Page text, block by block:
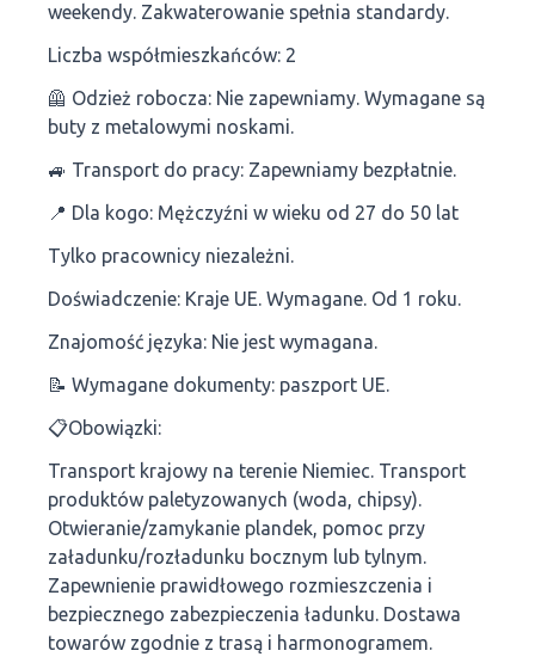
weekendy. Zakwaterowanie spełnia standardy.
Liczba współmieszkańców: 2
🦺 Odzież robocza: Nie zapewniamy. Wymagane są
buty z metalowymi noskami.
🚙 Transport do pracy: Zapewniamy bezpłatnie.
📍 Dla kogo: Mężczyźni w wieku od 27 do 50 lat
Tylko pracownicy niezależni.
Doświadczenie: Kraje UE. Wymagane. Od 1 roku.
Znajomość języka: Nie jest wymagana.
📝 Wymagane dokumenty: paszport UE.
📋Obowiązki:
Transport krajowy na terenie Niemiec. Transport
produktów paletyzowanych (woda, chipsy).
Otwieranie/zamykanie plandek, pomoc przy
załadunku/rozładunku bocznym lub tylnym.
Zapewnienie prawidłowego rozmieszczenia i
bezpiecznego zabezpieczenia ładunku. Dostawa
towarów zgodnie z trasą i harmonogramem.